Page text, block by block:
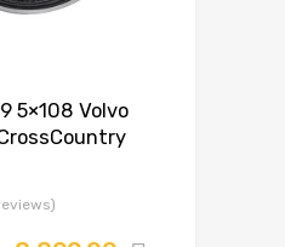
5×108 Volvo